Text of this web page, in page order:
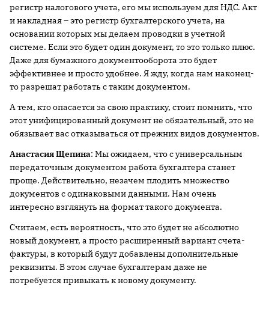
регистр налогового учета, его мы используем для НДС. Акт
и накладная – это регистр бухгалтерского учета, на
основании которых мы делаем проводки в учетной
системе. Если это будет один документ, то это только плюс.
Даже для бумажного документооборота это будет
эффективнее и просто удобнее. Я жду, когда нам наконец-
то разрешат работать с таким документом.
А тем, кто опасается за свою практику, стоит помнить, что
этот унифицированный документ не обязательный, это не
обязывает вас отказываться от прежних видов документов.
Анастасия Щепина: Мы ожидаем, что с универсальным
передаточным документом работа бухгалтера станет
проще. Действительно, незачем плодить множество
документов с одинаковыми данными. Нам очень
интересно взглянуть на формат такого документа.
Считаем, есть вероятность, что это будет не абсолютно
новый документ, а просто расширенный вариант счета-
фактуры, в который будут добавлены дополнительные
реквизиты. В этом случае бухгалтерам даже не
потребуется привыкать к новому документу.